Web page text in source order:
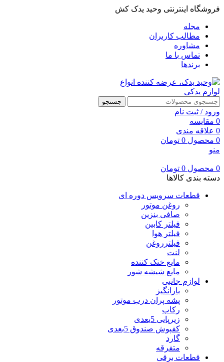
فروشگاه اینترنتی وحید یدک کش
مجله
مطالب کاربران
مشاوره
تماس با ما
برندها
جستجو
ورود / ثبت نام
0 مقایسه
0 علاقه مندی
0 محصول 0 تومان
منو
0 محصول 0 تومان
دسته بندی کالاها
قطعات سرویس دوره ای
روغن موتور
صافی بنزین
فیلتر کابین
فیلتر هوا
فیلترروغن
لنت
مایع خنک کننده
مایع شیشه شور
لوازم جانبی
بارانگیز
پشه پران درب موتور
رکاب
زیرپایی 5بعدی
کفپوش صندوق 5بعدی
گارد
متفرقه
قطعات برقی